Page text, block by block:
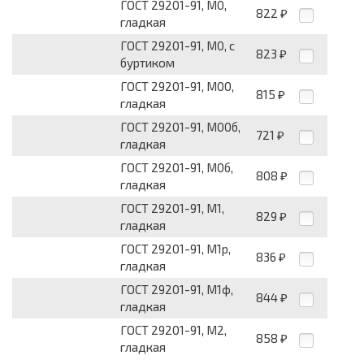
ГОСТ 29201-91, М0,
гладкая
822 ₽
ГОСТ 29201-91, М0, с
буртиком
823 ₽
ГОСТ 29201-91, М00,
гладкая
815 ₽
ГОСТ 29201-91, М00б,
гладкая
721 ₽
ГОСТ 29201-91, М0б,
гладкая
808 ₽
ГОСТ 29201-91, М1,
гладкая
829 ₽
ГОСТ 29201-91, М1р,
гладкая
836 ₽
ГОСТ 29201-91, М1ф,
гладкая
844 ₽
ГОСТ 29201-91, М2,
гладкая
858 ₽